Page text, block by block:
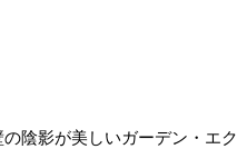
の陰影が美しいガーデン・エク